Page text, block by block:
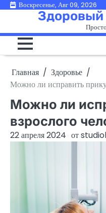
ПерейтиВоскресенье, Авг 09, 2026
Главная
Здоровье
Можно ли исправить
Можно ли
взрослого
22 апреля 2024 от